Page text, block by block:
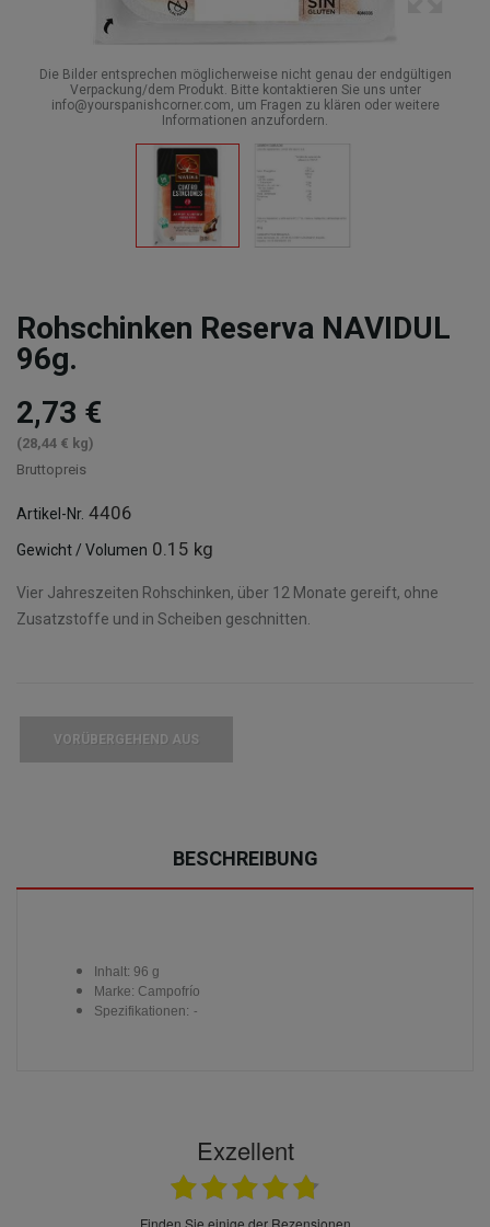
Die Bilder entsprechen möglicherweise nicht genau der endgültigen
Verpackung/dem Produkt. Bitte kontaktieren Sie uns unter
info@yourspanishcorner.com, um Fragen zu klären oder weitere
Informationen anzufordern.
Rohschinken Reserva NAVIDUL
96g.
2,73 €
(28,44 € kg)
Bruttopreis
Artikel-Nr. 4406
Gewicht / Volumen 0.15 kg
Vier Jahreszeiten Rohschinken, über 12 Monate gereift, ohne
Zusatzstoffe und in Scheiben geschnitten.
VORÜBERGEHEND AUS
BESCHREIBUNG
Inhalt: 96 g
Marke: Campofrío
Spezifikationen: -
Exzellent
finden Sie einige der Rezensionen